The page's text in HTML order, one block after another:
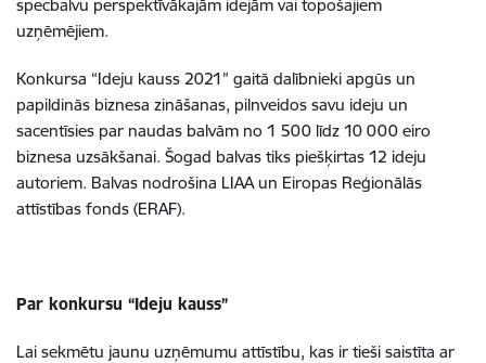
specbalvu perspektīvākajām idejām vai topošajiem
uzņēmējiem.
Konkursa “Ideju kauss 2021” gaitā dalībnieki apgūs un
papildinās biznesa zināšanas, pilnveidos savu ideju un
sacentīsies par naudas balvām no 1 500 līdz 10 000 eiro
biznesa uzsākšanai. Šogad balvas tiks piešķirtas 12 ideju
autoriem. Balvas nodrošina LIAA un Eiropas Reģionālās
attīstības fonds (ERAF).
Par konkursu “Ideju kauss”
Lai sekmētu jaunu uzņēmumu attīstību, kas ir tieši saistīta ar